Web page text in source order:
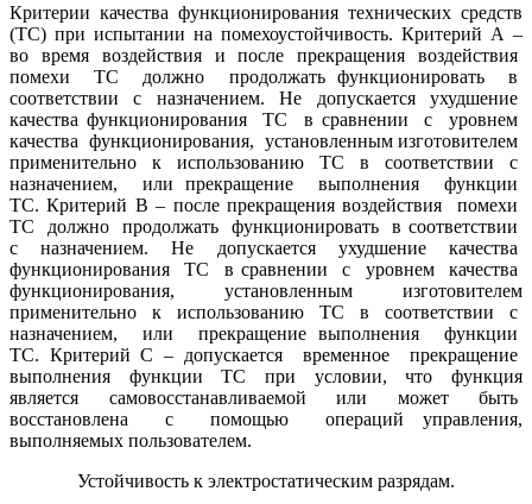
Критерии качества функционирования технических средств
(ТС) при испытании на помехоустойчивость. Критерий А –
во время воздействия и после прекращения воздействия
помехи ТС должно продолжать функционировать в
соответствии с назначением. Не допускается ухудшение
качества функционирования ТС в сравнении с уровнем
качества функционирования, установленным изготовителем
применительно к использованию ТС в соответствии с
назначением, или прекращение выполнения функции
ТС. Критерий В – после прекращения воздействия помехи
ТС должно продолжать функционировать в соответствии
с назначением. Не допускается ухудшение качества
функционирования ТС в сравнении с уровнем качества
функционирования, установленным изготовителем
применительно к использованию ТС в соответствии с
назначением, или прекращение выполнения функции
ТС. Критерий С – допускается временное прекращение
выполнения функции ТС при условии, что функция
является самовосстанавливаемой или может быть
восстановлена с помощью операций управления,
выполняемых пользователем.
Устойчивость к электростатическим разрядам.